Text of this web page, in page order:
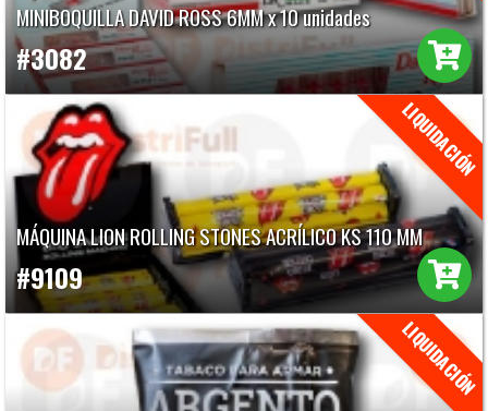
MINIBOQUILLA DAVID ROSS 6MM x 10 unidades
#3082
MÁQUINA LION ROLLING STONES ACRÍLICO KS 110 MM
#9109